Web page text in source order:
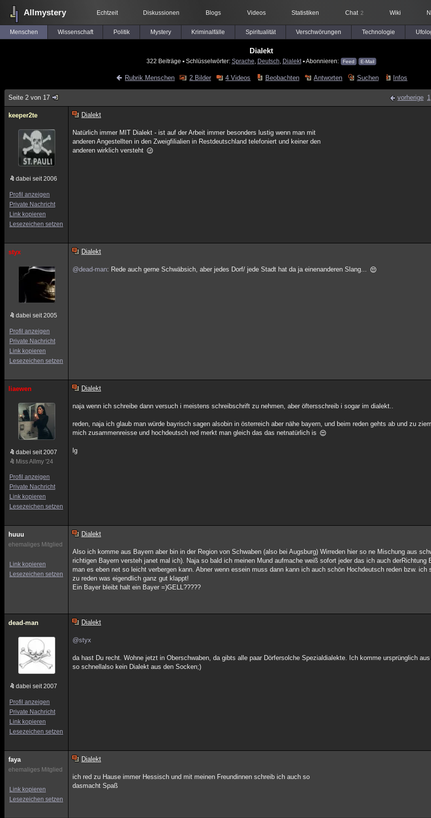
Allmystery Echtzeit Diskussionen Blogs Videos Statistiken Chat 2 Wiki
Menschen Wissenschaft Politik Mystery Kriminalfälle Spiritualität Verschwörungen Technologie
Dialekt
322 Beiträge ▪ Schlüsselwörter: Sprache Deutsch Dialekt▪ Abonnieren: Feed E-Mail
Rubrik Menschen 2 Bilder 4 Videos Beobachten Antworten Suchen Infos
Seite 2 von 17 vorherige 1
keeper2te
dabei seit 2006
Profil anzeigen
Private Nachricht
Link kopieren
Lesezeichen setzen
Dialekt
Natürlich immer MIT Dialekt - ist auf der Arbeit immer besonders lustig wenn man mit
anderen Angestellten in den Zweigfilialien in Restdeutschland telefoniert und keiner den
anderen wirklich versteht
styx
dabei seit 2005
Profil anzeigen
Private Nachricht
Link kopieren
Lesezeichen setzen
Dialekt
@dead-man: Rede auch gerne Schwäbsich, aber jedes Dorf/ jede Stadt hat da ja einenanderen Slang...
liaewen
dabei seit 2007
Miss Allmy '24
Profil anzeigen
Private Nachricht
Link kopieren
Lesezeichen setzen
Dialekt
naja wenn ich schreibe dann versuch i meistens schreibschrift zu nehmen, aber öftersschreib i sogar im dialekt..
reden, naja ich glaub man würde bayrisch sagen alsobin in österreich aber nähe bayern, und beim reden gehts ab und zu
mich zusammenreisse und hochdeutsch red merkt man gleich das das netnatürlich is
lg
huuu
ehemaliges Mitglied
Link kopieren
Lesezeichen setzen
Dialekt
Also ich komme aus Bayern aber bin in der Region von Schwaben (also bei Augsburg) Wirreden hier so ne Mischung aus
richtigen Bayern versteh janet mal ich). Naja so bald ich meinen Mund aufmache weiß sofort jeder das ich auch derRichtung
man es eben net so leicht verbergen kann. Abner wenn essein muss dann kann ich auch schön Hochdeutsch reden bzw. ich
zu reden was eigendlich ganz gut klappt!
Ein Bayer bleibt halt ein Bayer =)GELL?????
dead-man
dabei seit 2007
Profil anzeigen
Private Nachricht
Link kopieren
Lesezeichen setzen
Dialekt
@styx
da hast Du recht. Wohne jetzt in Oberschwaben, da gibts alle paar Dörfersolche Spezialdialekte. Ich komme ursprünglich
so schnellalso kein Dialekt aus den Socken;)
faya
ehemaliges Mitglied
Link kopieren
Lesezeichen setzen
Dialekt
ich red zu Hause immer Hessisch und mit meinen Freundinnen schreib ich auch so
dasmacht Spaß